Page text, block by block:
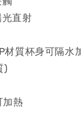
直射
材質杯身可隔
)
熱